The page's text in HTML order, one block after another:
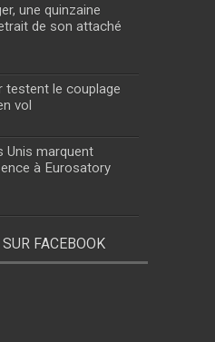
une quinzaine
de son attaché
testent le couplage
vol
Unis marquent
à Eurosatory
FACEBOOK